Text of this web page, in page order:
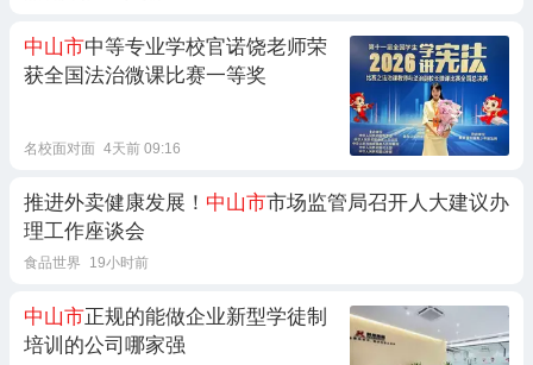
中山市中等专业学校官诺饶老师荣
获全国法治微课比赛一等奖
名校面对面 4天前 09:16
推进外卖健康发展！ 中山市市场监管局召开人大建议办
理工作座谈会
食品世界 19小时前
中山市正规的能做企业新型学徒制
培训的公司哪家强